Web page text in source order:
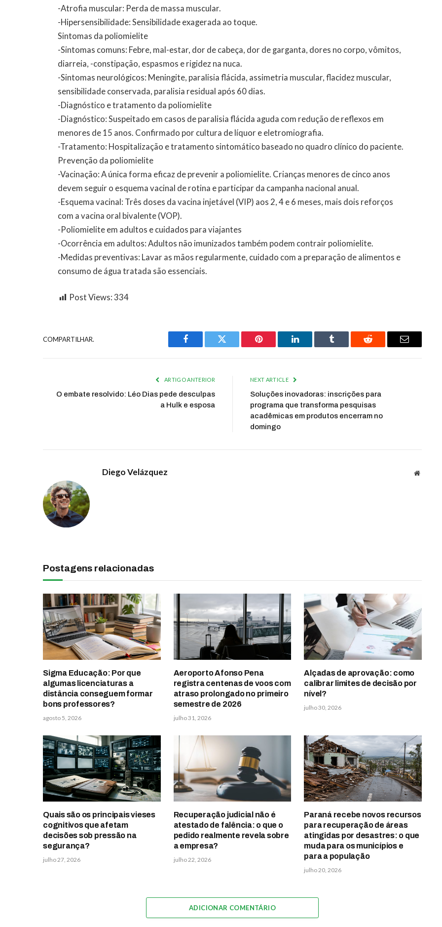
-Atrofia muscular: Perda de massa muscular.
-Hipersensibilidade: Sensibilidade exagerada ao toque.
Sintomas da poliomielite
-Sintomas comuns: Febre, mal-estar, dor de cabeça, dor de garganta, dores no corpo, vômitos,
diarreia, -constipação, espasmos e rigidez na nuca.
-Sintomas neurológicos: Meningite, paralisia flácida, assimetria muscular, flacidez muscular,
sensibilidade conservada, paralisia residual após 60 dias.
-Diagnóstico e tratamento da poliomielite
-Diagnóstico: Suspeitado em casos de paralisia flácida aguda com redução de reflexos em
menores de 15 anos. Confirmado por cultura de líquor e eletromiografia.
-Tratamento: Hospitalização e tratamento sintomático baseado no quadro clínico do paciente.
Prevenção da poliomielite
-Vacinação: A única forma eficaz de prevenir a poliomielite. Crianças menores de cinco anos
devem seguir o esquema vacinal de rotina e participar da campanha nacional anual.
-Esquema vacinal: Três doses da vacina injetável (VIP) aos 2, 4 e 6 meses, mais dois reforços
com a vacina oral bivalente (VOP).
-Poliomielite em adultos e cuidados para viajantes
-Ocorrência em adultos: Adultos não imunizados também podem contrair poliomielite.
-Medidas preventivas: Lavar as mãos regularmente, cuidado com a preparação de alimentos e
consumo de água tratada são essenciais.
Post Views: 334
COMPARTILHAR.
Facebook Twitter Pinterest LinkedIn Tumblr Reddit Email
ARTIGO ANTERIOR
O embate resolvido: Léo Dias pede desculpas
a Hulk e esposa
NEXT ARTICLE
Soluções inovadoras: inscrições para
programa que transforma pesquisas
acadêmicas em produtos encerram no
domingo
Diego Velázquez Website
Postagens relacionadas
Sigma Educação: Por que
algumas licenciaturas a
distância conseguem formar
bons professores?
agosto 5, 2026
Aeroporto Afonso Pena
registra centenas de voos com
atraso prolongado no primeiro
semestre de 2026
julho 31, 2026
Alçadas de aprovação: como
calibrar limites de decisão por
nível?
julho 30, 2026
Quais são os principais vieses
cognitivos que afetam
decisões sob pressão na
segurança?
julho 27, 2026
Recuperação judicial não é
atestado de falência: o que o
pedido realmente revela sobre
a empresa?
julho 22, 2026
Paraná recebe novos recursos
para recuperação de áreas
atingidas por desastres: o que
muda para os municípios e
para a população
julho 20, 2026
ADICIONAR COMENTÁRIO